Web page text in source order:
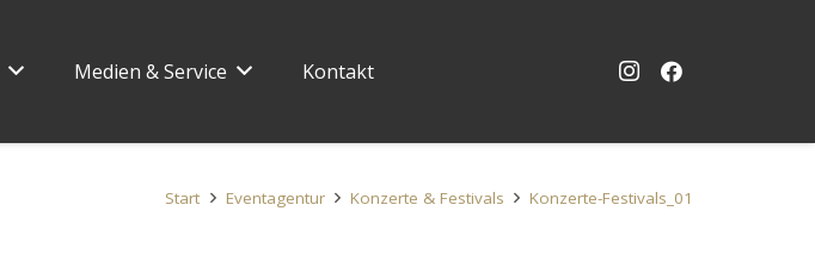
Medien & Service Kontakt
Start Eventagentur Konzerte & Festivals Konzerte-Festivals_01